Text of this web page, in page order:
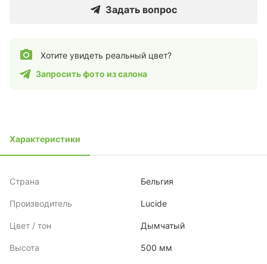
Задать вопрос
Хотите увидеть реальный цвет?
Запросить фото из салона
Характеристики
Страна Бельгия
Производитель Lucide
Цвет / тон Дымчатый
Высота 500 мм